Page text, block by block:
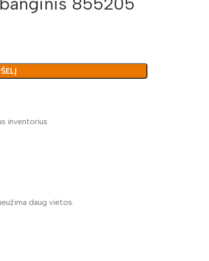
inventorius
daug vietos.